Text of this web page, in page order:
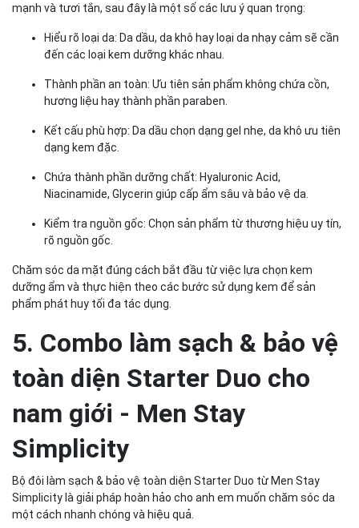
mạnh và tươi tắn, sau đây là một số các lưu ý quan trọng:
Hiểu rõ loại da: Da dầu, da khô hay loại da nhạy cảm sẽ cần
đến các loại kem dưỡng khác nhau.
Thành phần an toàn: Ưu tiên sản phẩm không chứa cồn,
hương liệu hay thành phần paraben.
Kết cấu phù hợp: Da dầu chọn dạng gel nhẹ, da khô ưu tiên
dạng kem đặc.
Chứa thành phần dưỡng chất: Hyaluronic Acid,
Niacinamide, Glycerin giúp cấp ẩm sâu và bảo vệ da.
Kiểm tra nguồn gốc: Chọn sản phẩm từ thương hiệu uy tín,
rõ nguồn gốc.
Chăm sóc da mặt đúng cách bắt đầu từ việc lựa chọn kem
dưỡng ẩm và thực hiện theo các bước sử dụng kem để sản
phẩm phát huy tối đa tác dụng.
5. Combo làm sạch & bảo vệ
toàn diện Starter Duo cho
nam giới - Men Stay
Simplicity
Bộ đôi làm sạch & bảo vệ toàn diện Starter Duo từ Men Stay
Simplicity là giải pháp hoàn hảo cho anh em muốn chăm sóc da
một cách nhanh chóng và hiệu quả.